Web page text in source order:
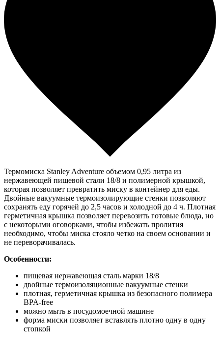
Термомиска Stanley Adventure объемом 0,95 литра из
нержавеющей пищевой стали 18/8 и полимерной крышкой,
которая позволяет превратить миску в контейнер для еды.
Двойные вакуумные термоизолирующие стенки позволяют
сохранять еду горячей до 2,5 часов и холодной до 4 ч. Плотная
герметичная крышка позволяет перевозить готовые блюда, но
с некоторыми оговорками, чтобы избежать пролития
необходимо, чтобы миска стояло четко на своем основании и
не переворачивалась.
Особенности:
пищевая нержавеющая сталь марки 18/8
двойные термоизоляционные вакуумные стенки
плотная, герметичная крышка из безопасного полимера
BPA-free
можно мыть в посудомоечной машине
форма миски позволяет вставлять плотно одну в одну
стопкой